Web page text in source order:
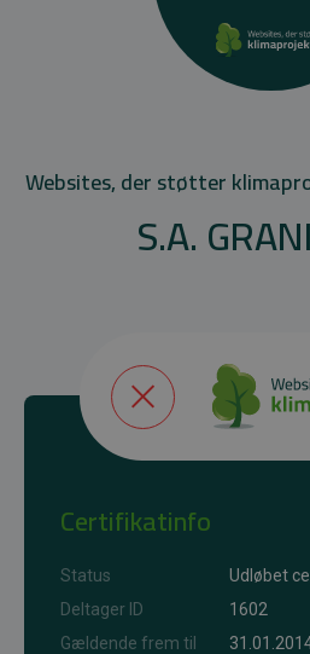
Websites, der støtter
S.A.
Certifikatinfo
Status
Udløbet
Deltager ID
1602
Gældende frem til